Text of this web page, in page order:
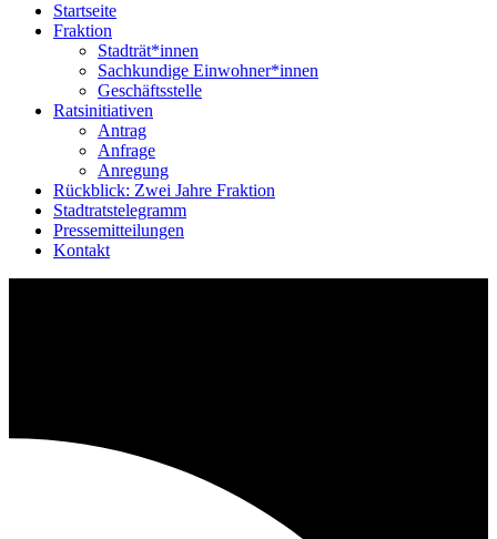
Startseite
Fraktion
Stadträt*innen
Sachkundige Einwohner*innen
Geschäftsstelle
Ratsinitiativen
Antrag
Anfrage
Anregung
Rückblick: Zwei Jahre Fraktion
Stadtratstelegramm
Pressemitteilungen
Kontakt